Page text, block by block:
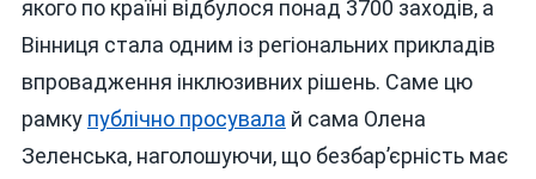
якого по країні відбулося понад 3700 заходів, а
Вінниця стала одним із регіональних прикладів
впровадження інклюзивних рішень. Саме цю
рамку публічно просувала й сама Олена
Зеленська, наголошуючи, що безбар’єрність має